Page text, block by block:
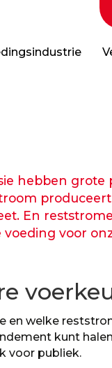
hebben
En
voor
en welke
kunt
voor publiek.